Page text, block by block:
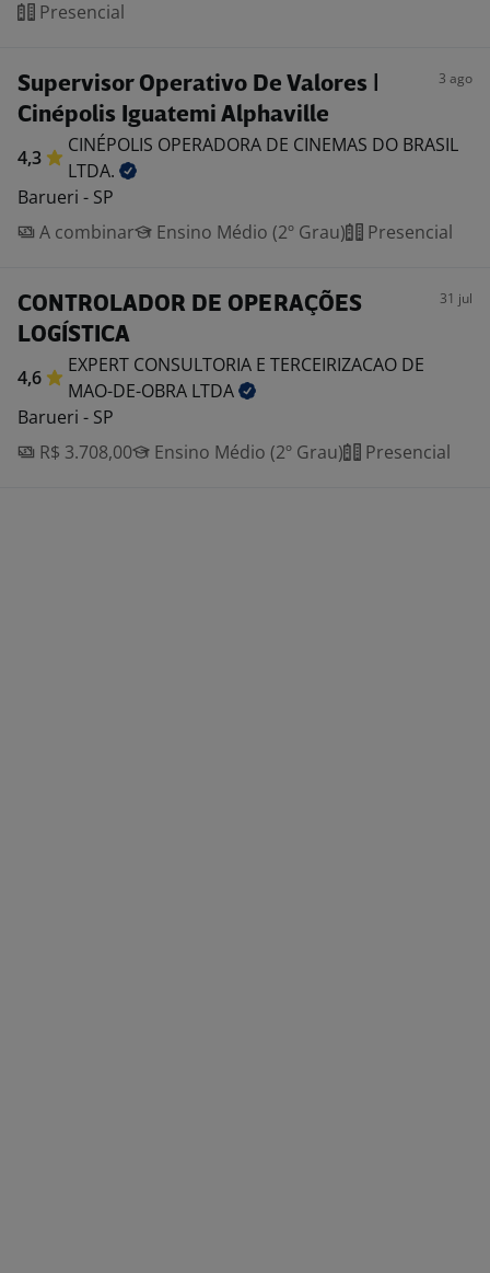
Presencial
Supervisor Operativo De Valores |
Cinépolis Iguatemi Alphaville
3 ago
4,3
CINÉPOLIS OPERADORA DE CINEMAS DO BRASIL
LTDA.
Barueri - SP
A combinar
Ensino Médio (2º Grau) Presencial
CONTROLADOR DE OPERAÇÕES
LOGÍSTICA
31 jul
4,6
EXPERT CONSULTORIA E TERCEIRIZACAO DE
MAO-DE-OBRA LTDA
Barueri - SP
R$ 3.708,00
Ensino Médio (2º Grau) Presencial